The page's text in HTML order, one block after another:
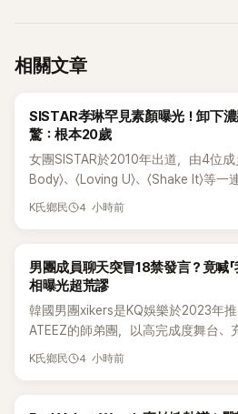
相關文章
K-POP
SISTAR孝琳罕見素顏曝光！卸下
驚：根本20歲
女團SISTAR於2010年出道，由4位成
Body〉、〈Loving U〉、〈Shake It〉等
獲封「夏日女王」。不過，團體在出
不僅展現兩人多年不變的好交情，她
樣，也意外掀起網友熱議。
K氏鄉民 4 小時前
K-POP
男團成員聊天突冒18禁發言？竟喊
相曝光超荒謬
韓國男團xikers是KQ娛樂於2023年
ATEEZ的師弟團，以高完成度舞台
Hop風格聞名，出道後迅速累積大批
K氏鄉民 4 小時前